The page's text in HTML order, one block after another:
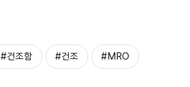
#건조함 #건조 #MRO